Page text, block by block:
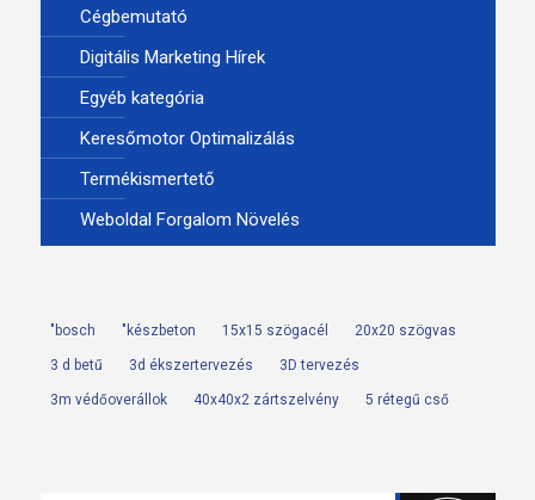
Cégbemutató
Digitális Marketing Hírek
Egyéb kategória
Keresőmotor Optimalizálás
Termékismertető
Weboldal Forgalom Növelés
"bosch "készbeton 15x15 szögacél 20x20 szögvas
3 d betű 3d ékszertervezés 3D tervezés
3m védőoverállok 40x40x2 zártszelvény 5 rétegű cső